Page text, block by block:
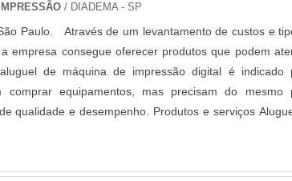
/ DIADEMA - SP
Paulo. Através de um levantamento de custos e
empresa consegue oferecer produtos que podem
de máquina de impressão digital é indicado
comprar equipamentos, mas precisam do mesmo
e desempenho. Produtos e serviços Aluguel de
m....